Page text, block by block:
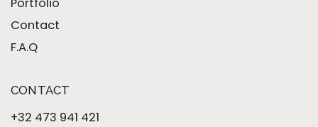
Portfolio
Contact
F.A.Q
CONTACT
+32 473 941 421